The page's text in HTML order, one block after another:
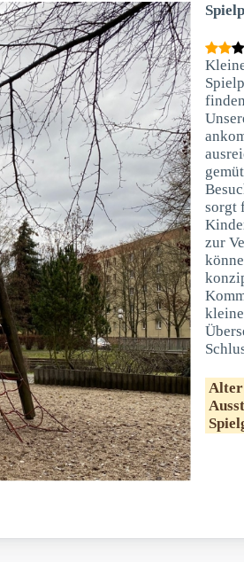
sorgt
zur
Alter